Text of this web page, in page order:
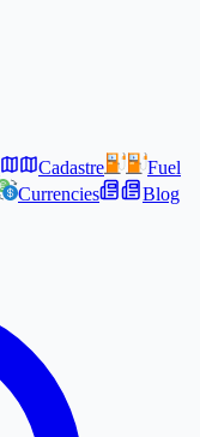
Cadastre
Fuel
Currencies
Blog